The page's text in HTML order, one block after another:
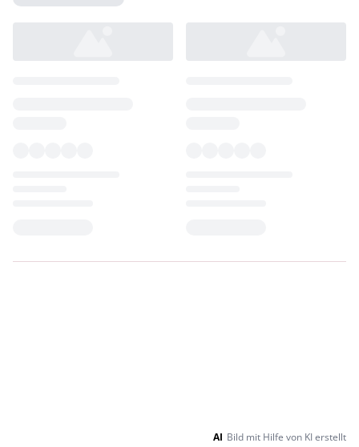
AI Bild mit Hilfe von KI erstellt